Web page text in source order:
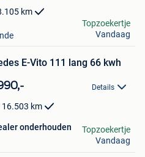
km
Topzoekertje
Vandaag
E-Vito 111 lang 66 kwh
Details
16.503 km
onderhouden
Topzoekertje
Vandaag